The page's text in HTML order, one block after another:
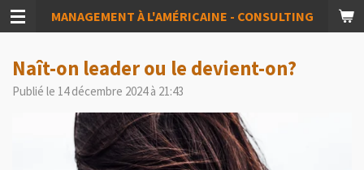
Passer
au
principal
MANAGEMENT À L'AMÉRICAINE - CONSULTING
Naît-on leader ou le devient-on?
Publié le 14 décembre 2024 à 21:43